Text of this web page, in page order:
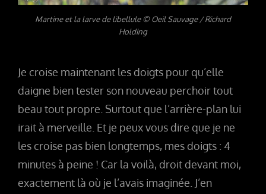
Martine et la larve de libellule © Oeil Sauvage / Richard
Holding
Je croise maintenant les doigts pour qu’elle
daigne bien tester son nouveau perchoir tout
beau tout propre. Surtout que l’arrière-plan lui
irait à merveille. Et je peux vous dire que je ne
les croise pas bien longtemps, mes doigts : 4
minutes à peine ! Car la voilà, droit devant moi,
exactement là où je l’avais imaginée. J’en